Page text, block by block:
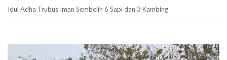
Idul Adha Trubus Iman Sembelih 6 Sapi dan 3 Kambing